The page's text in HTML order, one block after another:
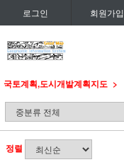
로그인 회원가입
국토계획,도시개발계획지도
정렬